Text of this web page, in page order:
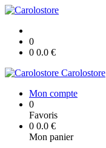
0
0 0.0 €
Carolostore
Mon compte
0
Favoris
0 0.0 €
Mon panier